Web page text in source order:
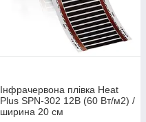
Інфрачервона плівка Heat
Plus SPN-302 12В (60 Вт/м2) /
ширина 20 см